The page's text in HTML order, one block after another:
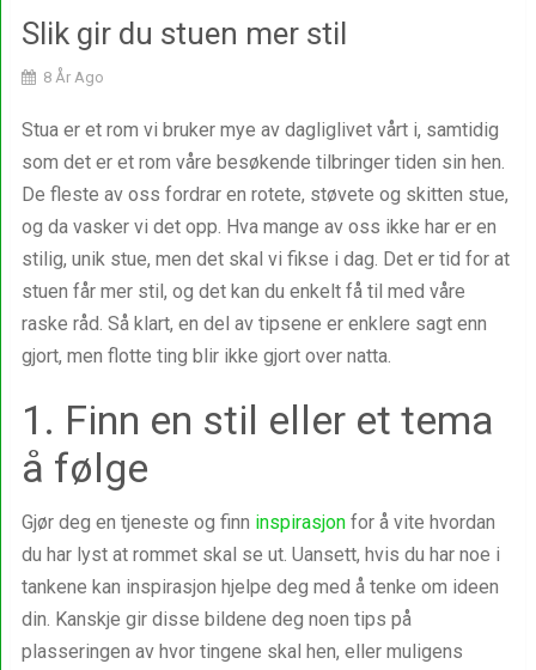
Slik gir du stuen mer stil
8 År Ago
Stua er et rom vi bruker mye av dagliglivet vårt i, samtidig
som det er et rom våre besøkende tilbringer tiden sin hen.
De fleste av oss fordrar en rotete, støvete og skitten stue,
og da vasker vi det opp. Hva mange av oss ikke har er en
stilig, unik stue, men det skal vi fikse i dag. Det er tid for at
stuen får mer stil, og det kan du enkelt få til med våre
raske råd. Så klart, en del av tipsene er enklere sagt enn
gjort, men flotte ting blir ikke gjort over natta.
1. Finn en stil eller et tema
å følge
Gjør deg en tjeneste og finn inspirasjonfor å vite hvordan
du har lyst at rommet skal se ut. Uansett, hvis du har noe i
tankene kan inspirasjon hjelpe deg med å tenke om ideen
din. Kanskje gir disse bildene deg noen tips på
plasseringen av hvor tingene skal hen, eller muligens